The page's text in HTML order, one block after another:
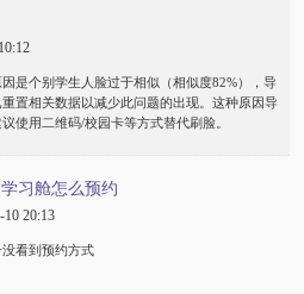
是个别学生人脸过于相似（相似度82%），导
置相关数据以减少此问题的出现。这种原因导
使用二维码/校园卡等方式替代刷脸。
习舱怎么预约
20:13
看到预约方式